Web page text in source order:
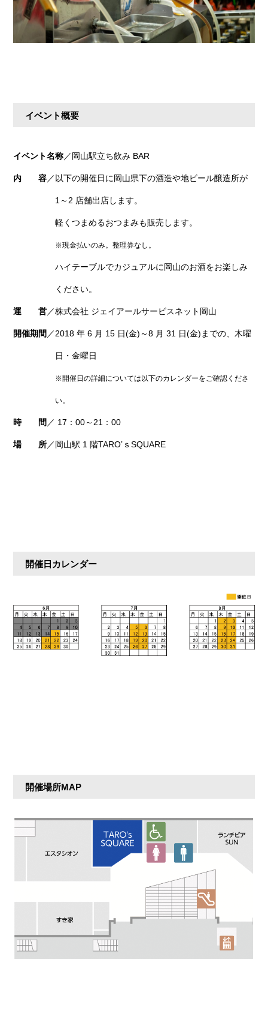
イベント概要
イベント名称／岡山駅立ち飲み BAR
内 容／以下の開催日に岡山県下の酒造や地ビール醸造所が
1～2 店舗出店します。
軽くつまめるおつまみも販売します。
※現金払いのみ。整理券なし。
ハイテーブルでカジュアルに岡山のお酒をお楽しみ
ください。
運 営／株式会社 ジェイアールサービスネット岡山
開催期間 ／2018 年 6 月 15 日(金)～8 月 31 日(金)までの、木曜
日・金曜日
※開催日の詳細については以下のカレンダーをご確認くださ
い。
時 間 ／ 17：00～21：00
場 所／岡山駅 1 階TARO’ｓSQUARE
開催日カレンダー
開催場所MAP